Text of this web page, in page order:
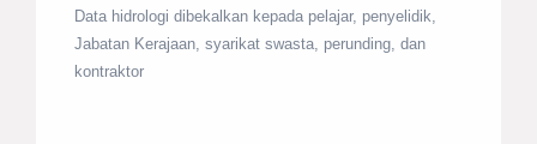
Data hidrologi dibekalkan kepada pelajar, penyelidik,
Jabatan Kerajaan, syarikat swasta, perunding, dan
kontraktor